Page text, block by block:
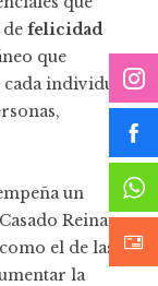
felicidad
que
cada individuo
un
Reina,
el de las
la